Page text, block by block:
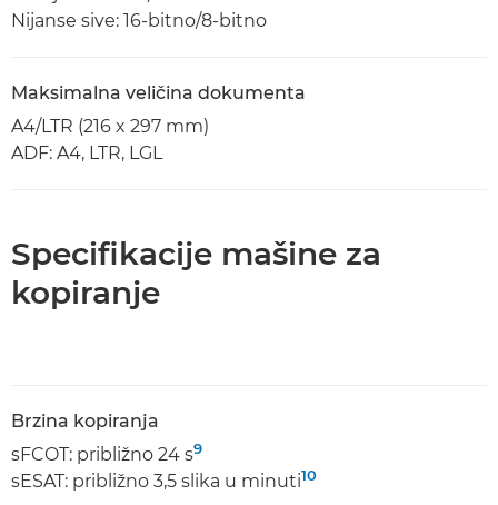
Nijanse sive: 16-bitno/8-bitno
Maksimalna veličina dokumenta
A4/LTR (216 x 297 mm)
ADF: A4, LTR, LGL
Specifikacije mašine za
kopiranje
Brzina kopiranja
sFCOT: približno 24 s9
sESAT: približno 3,5 slika u minuti10